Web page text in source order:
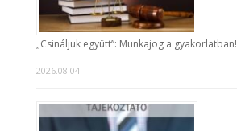
„Csináljuk együtt”: Munkajog a gyakorlatban!
2026.08.04.